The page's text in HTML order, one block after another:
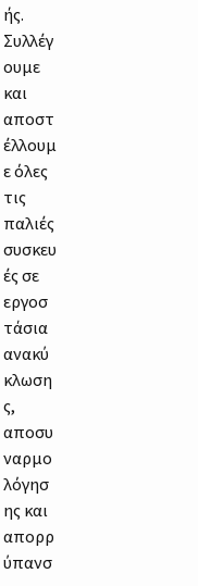
ής.
Συλλέγ
ουμε
και
αποστ
έλλουμ
ε όλες
τις
παλιές
συσκευ
ές σε
εργοσ
τάσια
ανακύ
κλωση
ς,
αποσυ
ναρμο
λόγησ
ης και
απορρ
ύπανσ